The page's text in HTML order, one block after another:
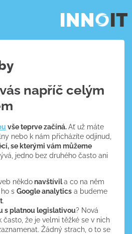
napříč celým
vše teprve začíná.Ať už máte
nebo k nám přicházíte odjinud,
se kterými vám můžeme
jedno bez druhého často ani
někdonavštívila co na něm
ho sGoogle analytics a budeme
.
s platnou legislativou? Nová
často, že je velmi těžké se v nich
Žádný strach, o to se